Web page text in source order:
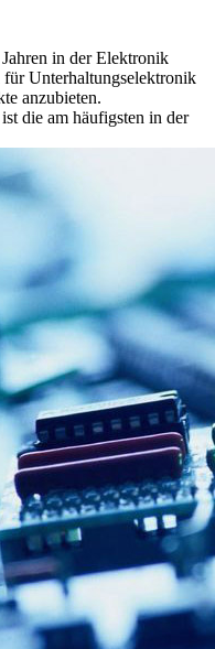
in der Elektronik
für Unterhaltungselektronik
anzubieten.
die am häufigsten in der